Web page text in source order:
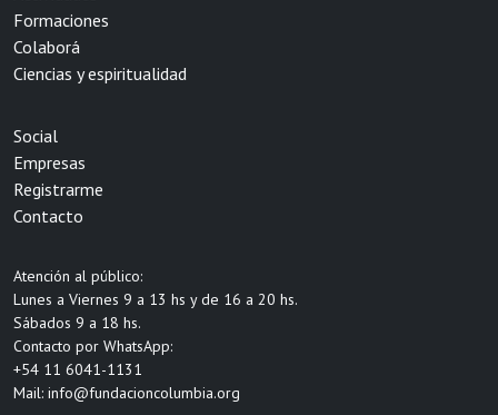
Formaciones
Colaborá
Ciencias y espiritualidad
Social
Empresas
Registrarme
Contacto
Atención al público:
Lunes a Viernes 9 a 13 hs y de 16 a 20 hs.
Sábados 9 a 18 hs.
Contacto por WhatsApp:
+54 11 6041-1131
Mail: info@fundacioncolumbia.org